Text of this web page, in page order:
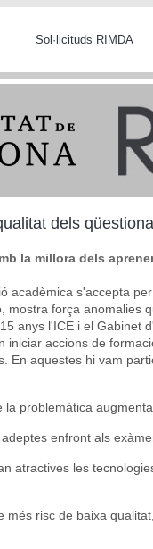
Sol·licituds RIMDA
dels
la millora dels
acadèmica s'accepta
mostra força anomalies
anys l'ICE i el Gabinet
iniciar accions de
En aquestes hi vam
la problemàtica
enfront als
atractives les
més risc de baixa